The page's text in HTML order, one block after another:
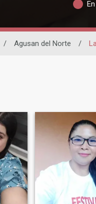
/ Agusan del Norte /